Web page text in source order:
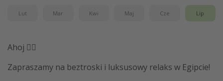
Lut Mar Kwi Maj Cze Lip
Ahoj 🏴‍☠️
Zapraszamy na beztroski i luksusowy relaks w Egipcie!